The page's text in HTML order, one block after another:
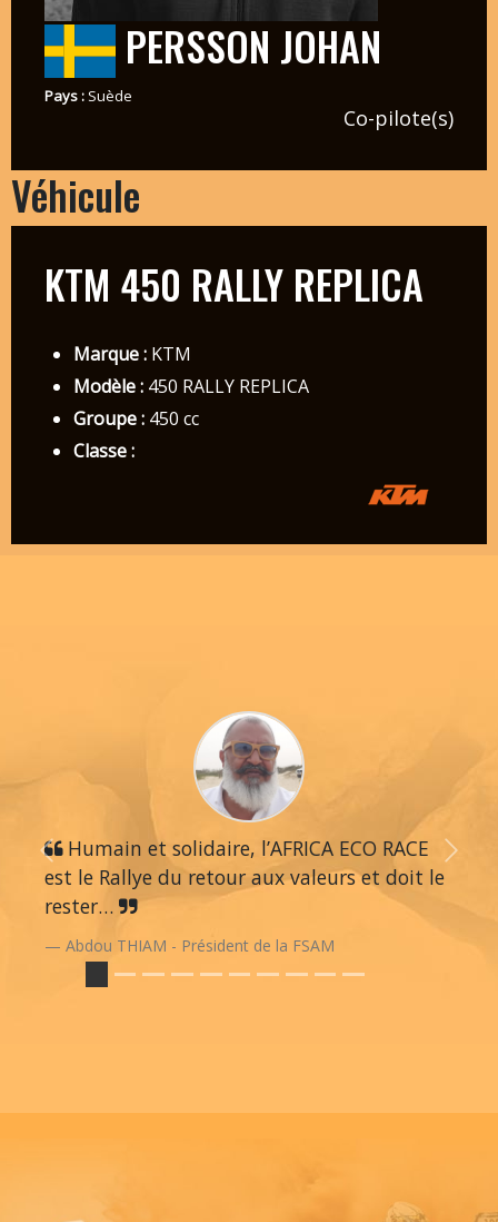
PERSSON JOHAN
Pays : Suède
Co-pilote(s)
Véhicule
KTM 450 RALLY REPLICA
Marque :KTM
Modèle :450 RALLY REPLICA
Groupe :450 cc
Classe :
Humain et solidaire, l’AFRICA ECO RACE
est le Rallye du retour aux valeurs et doit le
rester…
Abdou THIAM - Président de la FSAM
Previous Next